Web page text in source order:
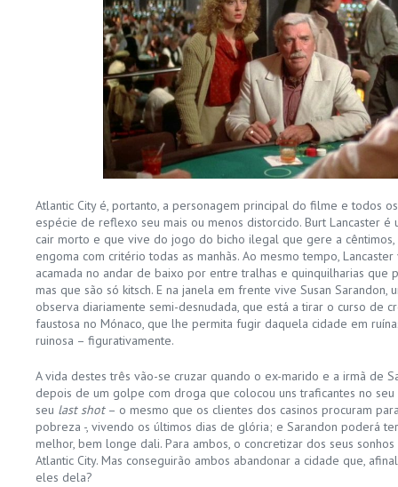
Atlantic City é, portanto, a personagem principal do filme e todos
espécie de reflexo seu mais ou menos distorcido. Burt Lancaster
cair morto e que vive do jogo do bicho ilegal que gere a
engoma com critério todas as manhãs. Ao mesmo tempo,
acamada no andar de baixo por entre tralhas e quinquilharias que
mas que são só kitsch. E na janela em frente vive Susan Sarandon,
observa diariamente semi-desnudada, que está a tirar o curso de
faustosa no Mónaco, que lhe permita fugir daquela cidade em
ruinosa – figurativamente.
A vida destes três vão-se cruzar quando o ex-marido e a irmã de
depois de um golpe com droga que colocou uns traficantes no
seu last shot– o mesmo que os clientes dos casinos procuram
pobreza -, vivendo os últimos dias de glória; e Sarandon poderá
melhor, bem longe dali. Para ambos, o concretizar dos seus
Atlantic City. Mas conseguirão ambos abandonar a cidade que,
eles dela?